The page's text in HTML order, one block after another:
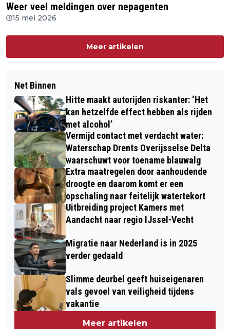
Weer veel meldingen over nepagenten
15 mei 2026
Meer artikelen
Net Binnen
Hitte maakt autorijden riskanter: ‘Het
kan hetzelfde effect hebben als rijden
met alcohol’
Vermijd contact met verdacht water:
Waterschap Drents Overijsselse Delta
waarschuwt voor toename blauwalg
Extra maatregelen door aanhoudende
droogte en daarom komt er een
opschaling naar feitelijk watertekort
Uitbreiding project Kamers met
Aandacht naar regio IJssel-Vecht
Migratie naar Nederland is in 2025
verder gedaald
Slimme deurbel geeft huiseigenaren
vals gevoel van veiligheid tijdens
vakantie
Meer artikelen